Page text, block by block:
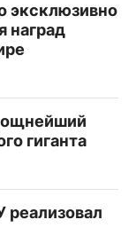
эксклюзивно
наград
гиганта